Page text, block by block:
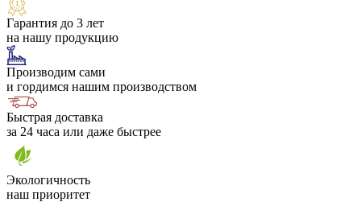
Гарантия до 3 лет
на нашу продукцию
Производим сами
и гордимся нашим производством
Быстрая доставка
за 24 часа или даже быстрее
Экологичность
наш приоритет